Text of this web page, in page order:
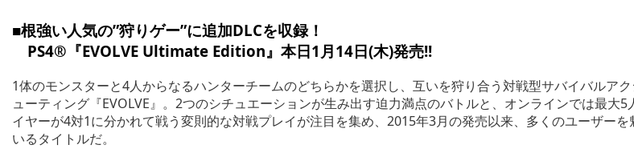
■根強い人気の”狩りゲー”に追加DLCを収録！
PS4®『EVOLVE Ultimate Edition』本日1月14日(木)発売!!
1体のモンスターと4人からなるハンターチームのどちらかを選択し、互いを狩り合う対戦型サバイバルア
ューティング『EVOLVE』。2つのシチュエーションが生み出す迫力満点のバトルと、オンラインでは最大5
イヤーが4対1に分かれて戦う変則的な対戦プレイが注目を集め、2015年3月の発売以来、多くのユーザーを
いるタイトルだ。